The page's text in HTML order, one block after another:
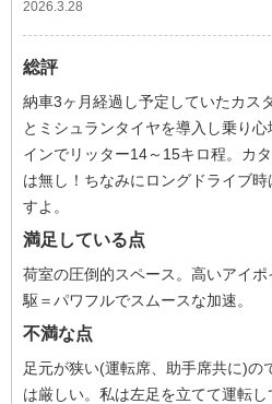
2026.3.28
総評
納車3ヶ月経過し予定していたカス
とミシュランタイヤを導入し乗り
インでリッター14～15キロ程。カ
は無し！ちなみにロングドライブ
すよ。
満足している点
荷室の圧倒的スペース。高いアイ
駆＝パワフルでスムースな加速。
不満な点
足元が狭い(運転席、助手席共に)の
は厳しい。私は左足を立てて運転